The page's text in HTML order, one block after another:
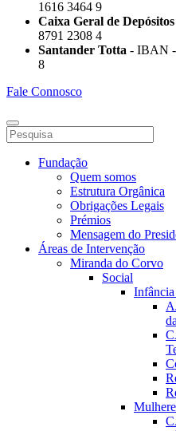
1616 3464 9
Caixa Geral de Depósitos
8791 2308 4
Santander Totta - IBAN -
8
Fale Connosco
Fundação
Quem somos
Estrutura Orgânica
Obrigações Legais
Prémios
Mensagem do
Áreas de Intervenção
Miranda do Corvo
Social
Infância